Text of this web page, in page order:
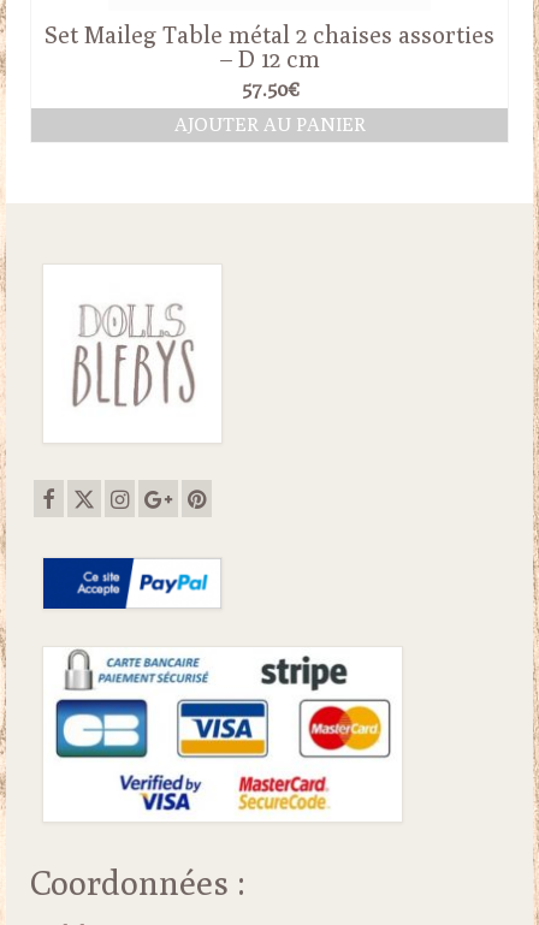
Set Maileg Table métal 2 chaises assorties
– D 12 cm
57.50€
AJOUTER AU PANIER
Coordonnées :